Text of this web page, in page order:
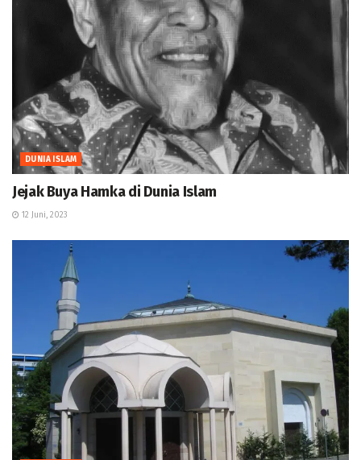
DUNIA ISLAM
Jejak Buya Hamka di Dunia Islam
12 Juni, 2023